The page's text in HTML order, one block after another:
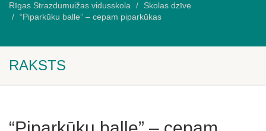
Rīgas Strazdumuižas vidusskola
Skolas dzīve
“Piparkūku balle” – cepam piparkūkas
RAKSTS